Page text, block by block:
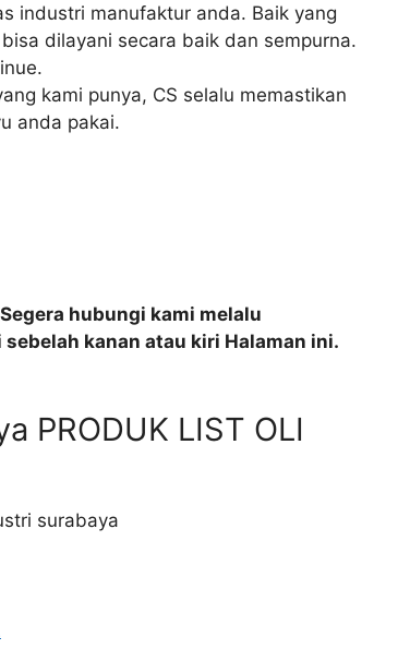
industri manufaktur anda. Baik yang
dilayani secara baik dan sempurna.
kami punya, CS selalu memastikan
anda pakai.
hubungi kami melalu
kanan atau kiri Halaman ini.
PRODUK LIST OLI
surabaya